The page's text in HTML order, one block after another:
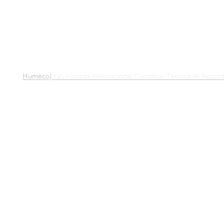
Humeco|